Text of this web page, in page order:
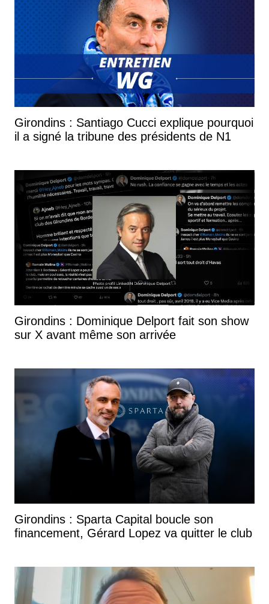
Girondins : Santiago Cucci explique pourquoi
il a signé la tribune des présidents de N1
Girondins : Dominique Delport fait son show
sur X avant même son arrivée
Girondins : Sparta Capital boucle son
financement, Gérard Lopez va quitter le club